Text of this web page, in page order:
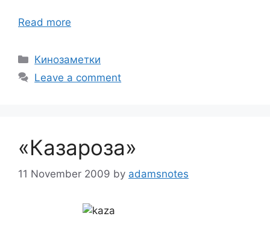
Read more
Categories
Кинозаметки
Leave a comment
«Казароза»
11 November 2009 by adamsnotes